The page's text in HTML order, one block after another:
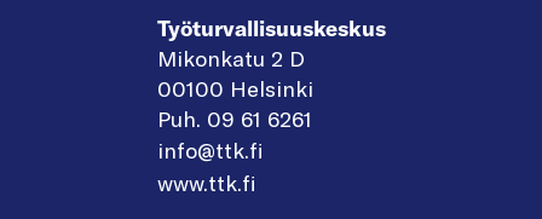
Työturvallisuuskeskus
Mikonkatu 2 D
00100 Helsinki
Puh. 09 61 6261
info@ttk.fi
www.ttk.fi